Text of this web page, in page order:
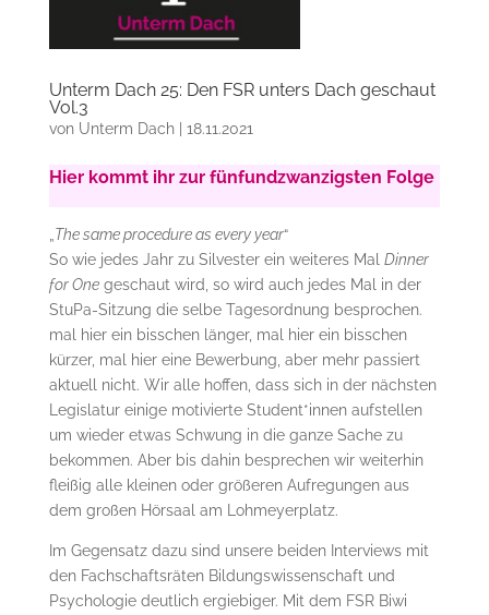
Unterm Dach 25: Den FSR unters Dach geschaut
Vol.3
von Unterm Dach| 18.11.2021
Hier kommt ihr zur fünfundzwanzigsten Folge
The same procedure as every year“
So wie jedes Jahr zu Silvester ein weiteres Mal Dinner
for Onegeschaut wird, so wird auch jedes Mal in der
StuPa-Sitzung die selbe Tagesordnung besprochen.
mal hier ein bisschen länger, mal hier ein bisschen
kürzer, mal hier eine Bewerbung, aber mehr passiert
aktuell nicht. Wir alle hoffen, dass sich in der nächsten
Legislatur einige motivierte Student*innen aufstellen
um wieder etwas Schwung in die ganze Sache zu
bekommen. Aber bis dahin besprechen wir weiterhin
fleißig alle kleinen oder größeren Aufregungen aus
dem großen Hörsaal am Lohmeyerplatz.
Im Gegensatz dazu sind unsere beiden Interviews mit
den Fachschaftsräten Bildungswissenschaft und
Psychologie deutlich ergiebiger. Mit dem FSR Biwi